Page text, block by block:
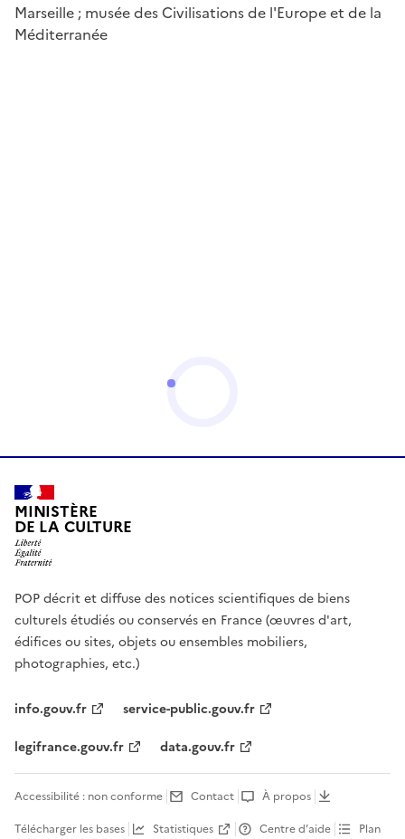
Marseille ; musée des Civilisations de l'Europe et de la
Méditerranée
MINISTÈRE
DE LA CULTURE
POP décrit et diffuse des notices scientifiques de biens
culturels étudiés ou conservés en France (œuvres d'art,
édifices ou sites, objets ou ensembles mobiliers,
photographies, etc.)
info.gouv.fr
service-public.gouv.fr
legifrance.gouv.fr
data.gouv.fr
Accessibilité : non conforme Contact
À propos
Télécharger les bases
Statistiques Centre d’aide Plan